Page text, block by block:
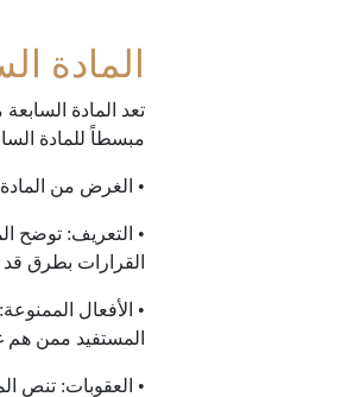
المادة
تعد المادة
مبسطاً للمادة
• الغرض من
• التعريف: توضح
القرارات بطرق
• الأفعال
المستفيد ممن هم
• العقوبات: تنص